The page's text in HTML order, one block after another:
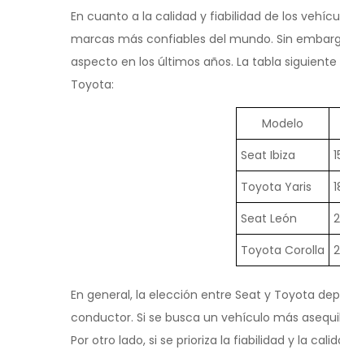
En cuanto a la calidad y fiabilidad de los
marcas más confiables del mundo. Sin
aspecto en los últimos años. La tabla
Toyota:
Modelo
Seat Ibiza
Toyota Yaris
Seat León
Toyota Corolla
En general, la elección entre Seat y Toyota
conductor. Si se busca un vehículo más
Por otro lado, si se prioriza la fiabilidad y la